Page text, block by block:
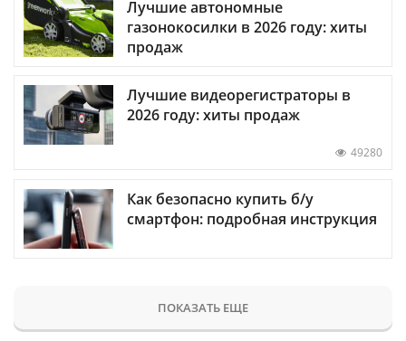
Лучшие автономные
газонокосилки в 2026 году: хиты
продаж
Лучшие видеорегистраторы в
2026 году: хиты продаж
49280
Как безопасно купить б/у
смартфон: подробная инструкция
ПОКАЗАТЬ ЕЩЕ